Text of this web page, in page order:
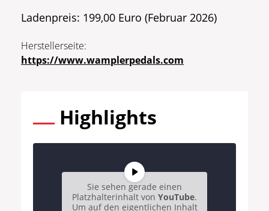
Ladenpreis: 199,00 Euro (Februar 2026)
Herstellerseite:
https://www.wamplerpedals.com
Highlights
Sie sehen gerade einen
Platzhalterinhalt von YouTube.
Um auf den eigentlichen Inhalt